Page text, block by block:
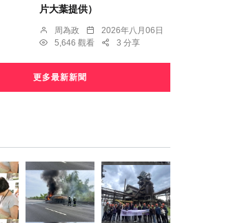
片大葉提供）
周為政
2026年八月06日
5,646 觀看
3 分享
更多最新新聞